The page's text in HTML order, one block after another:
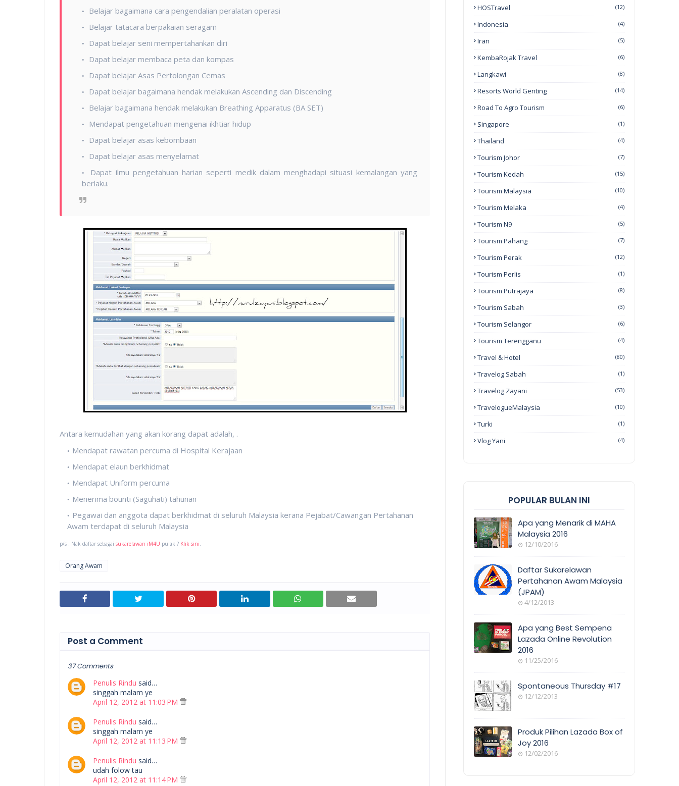
Belajar bagaimana cara pengendalian peralatan operasi
Belajar tatacara berpakaian seragam
Dapat belajar seni mempertahankan diri
Dapat belajar membaca peta dan kompas
Dapat belajar Asas Pertolongan Cemas
Dapat belajar bagaimana hendak melakukan Ascending dan Discending
Belajar bagaimana hendak melakukan Breathing Apparatus (BA SET)
Mendapat pengetahuan mengenai ikhtiar hidup
Dapat belajar asas kebombaan
Dapat belajar asas menyelamat
Dapat ilmu pengetahuan harian seperti medik dalam menghadapi situasi kemalangan yang
berlaku.
Antara kemudahan yang akan korang dapat adalah, .
Mendapat rawatan percuma di Hospital Kerajaan
Mendapat elaun berkhidmat
Mendapat Uniform percuma
Menerima bounti (Saguhati) tahunan
Pegawai dan anggota dapat berkhidmat di seluruh Malaysia kerana Pejabat/Cawangan Pertahanan
Awam terdapat di seluruh Malaysia
p/s : Nak daftar sebagai sukarelawan iM4U pulak ? Klik sini
Orang Awam
Post a Comment
37 Comments
Penulis Rindu said…
singgah malam ye
April 12, 2012 at 11:03 PM
Penulis Rindu said…
singgah malam ye
April 12, 2012 at 11:13 PM
Penulis Rindu said…
udah folow tau
April 12, 2012 at 11:14 PM
HOSTravel (12)
Indonesia (4)
Iran (5)
KembaRojak Travel (6)
Langkawi (8)
Resorts World Genting (14)
Road To Agro Tourism (6)
Singapore (1)
Thailand (4)
Tourism Johor (7)
Tourism Kedah (15)
Tourism Malaysia (10)
Tourism Melaka (4)
Tourism N9 (5)
Tourism Pahang (7)
Tourism Perak (12)
Tourism Perlis (1)
Tourism Putrajaya (8)
Tourism Sabah (3)
Tourism Selangor (6)
Tourism Terengganu (4)
Travel & Hotel (80)
Travelog Sabah (1)
Travelog Zayani (53)
TravelogueMalaysia (10)
Turki (1)
Vlog Yani (4)
POPULAR BULAN INI
COVERAGE
Apa yang Menarik di MAHA
Malaysia 2016
12/10/2016
Daftar Sukarelawan
Pertahanan Awam Malaysia
(JPAM)
4/12/2013
Apa yang Best Sempena
Lazada Online Revolution
2016
11/25/2016
E
Spontaneous Thursday #17
12/12/2013
Produk Pilihan Lazada Box of
Joy 2016
12/02/2016